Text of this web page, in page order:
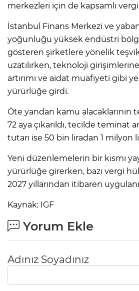
merkezleri için de kapsamlı
İstanbul Finans Merkezi ve
yoğunluğu yüksek endüstri
gösteren şirketlere yönelik
uzatılırken, teknoloji
artırımı ve aidat muafiyeti gibi
yürürlüğe girdi.
Öte yandan kamu alacaklarının
72 aya çıkarıldı, tecilde teminat
tutarı ise 50 bin liradan 1 milyon
Yeni düzenlemelerin bir kısmı
yürürlüğe girerken, bazı vergi
2027 yıllarından itibaren
Kaynak: IGF
Yorum Ekle
Adınız Soyadınız